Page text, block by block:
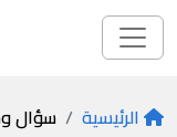
الرئيسية سؤال